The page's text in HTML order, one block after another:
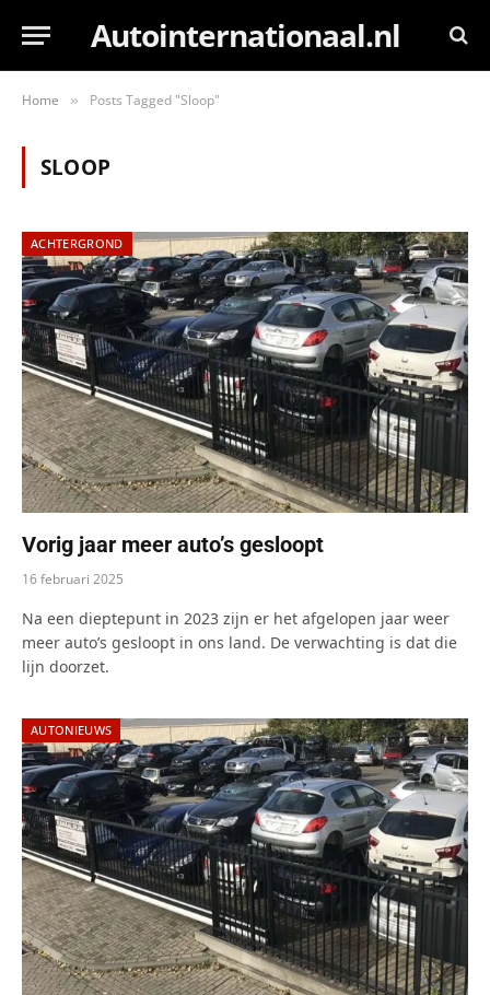
Autointernationaal.nl
Home » Posts Tagged "Sloop"
SLOOP
ACHTERGROND
Vorig jaar meer auto’s gesloopt
16 februari 2025
Na een dieptepunt in 2023 zijn er het afgelopen jaar weer
meer auto’s gesloopt in ons land. De verwachting is dat die
lijn doorzet.
AUTONIEUWS